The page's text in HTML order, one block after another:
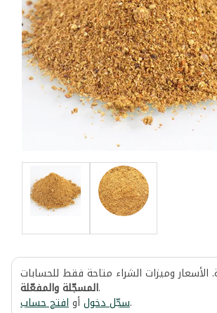
الأسعار وميزات الشراء متاحة فقط للحسابات
المسجّلة والمفعّلة.
سجّل دخولأوافتح حساب .